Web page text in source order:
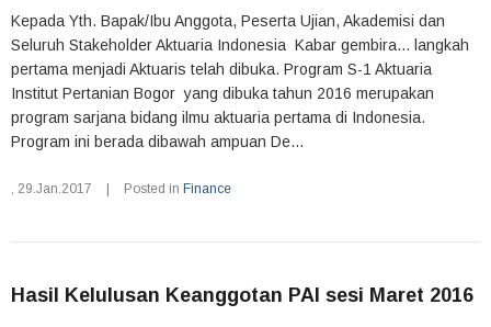
Kepada Yth. Bapak/Ibu Anggota, Peserta Ujian, Akademisi dan
Seluruh Stakeholder Aktuaria Indonesia Kabar gembira... langkah
pertama menjadi Aktuaris telah dibuka. Program S-1 Aktuaria
Institut Pertanian Bogor yang dibuka tahun 2016 merupakan
program sarjana bidang ilmu aktuaria pertama di Indonesia.
Program ini berada dibawah ampuan De...
, 29.Jan.2017 Posted in Finance
Hasil Kelulusan Keanggotan PAI sesi Maret 2016